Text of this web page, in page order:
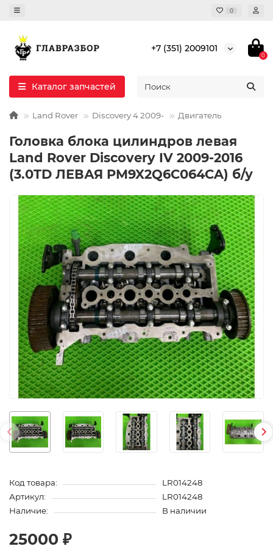
0
+7 (351) 2009101
0
Каталог запчастей
Land Rover Discovery 4 2009- Двигатель
Головка блока цилиндров левая
Land Rover Discovery IV 2009-2016
(3.0TD ЛЕВАЯ PM9X2Q6C064CA) б/у
Код товара:
LR014248
Артикул:
LR014248
Наличие:
В наличии
25000 ₽